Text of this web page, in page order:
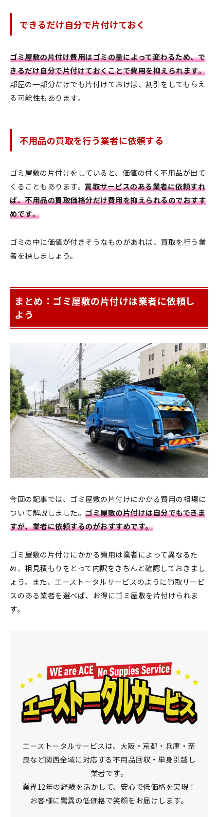
できるだけ自分で片付けておく
ゴミ屋敷の片付け費用はゴミの量によって変わるため、で
きるだけ自分で片付けておくことで費用を抑えられます。
部屋の一部分だけでも片付けておけば、割引をしてもらえ
る可能性もあります。
不用品の買取を行う業者に依頼する
ゴミ屋敷の片付けをしていると、価値の付く不用品が出て
くることもあります。 買取サービスのある業者に依頼すれ
ば、不用品の買取価格分だけ費用を抑えられるのでおすす
めです。
ゴミの中に価値が付きそうなものがあれば、買取を行う業
者を探しましょう。
まとめ：ゴミ屋敷の片付けは業者に依頼し
よう
今回の記事では、ゴミ屋敷の片付けにかかる費用の相場に
ついて解説しました。 ゴミ屋敷の片付けは自分でもできま
すが、業者に依頼するのがおすすめです。
ゴミ屋敷の片付けにかかる費用は業者によって異なるた
め、相見積もりをとって内訳をきちんと確認しておきまし
ょう。また、エーストータルサービスのように買取サービ
スのある業者を選べば、お得にゴミ屋敷を片付けられま
す。
エーストータルサービスは、大阪・京都・兵庫・奈
良など関西全域に対応する不用品回収・単身引越し
業者です。
業界12年の経験を活かして、安心で低価格を実現！
お客様に驚異の低価格で笑顔をお届けします。